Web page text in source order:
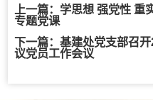
上一篇： 学思想 强党性
专题党课
下一篇：基建处党支部召
议党员工作会议